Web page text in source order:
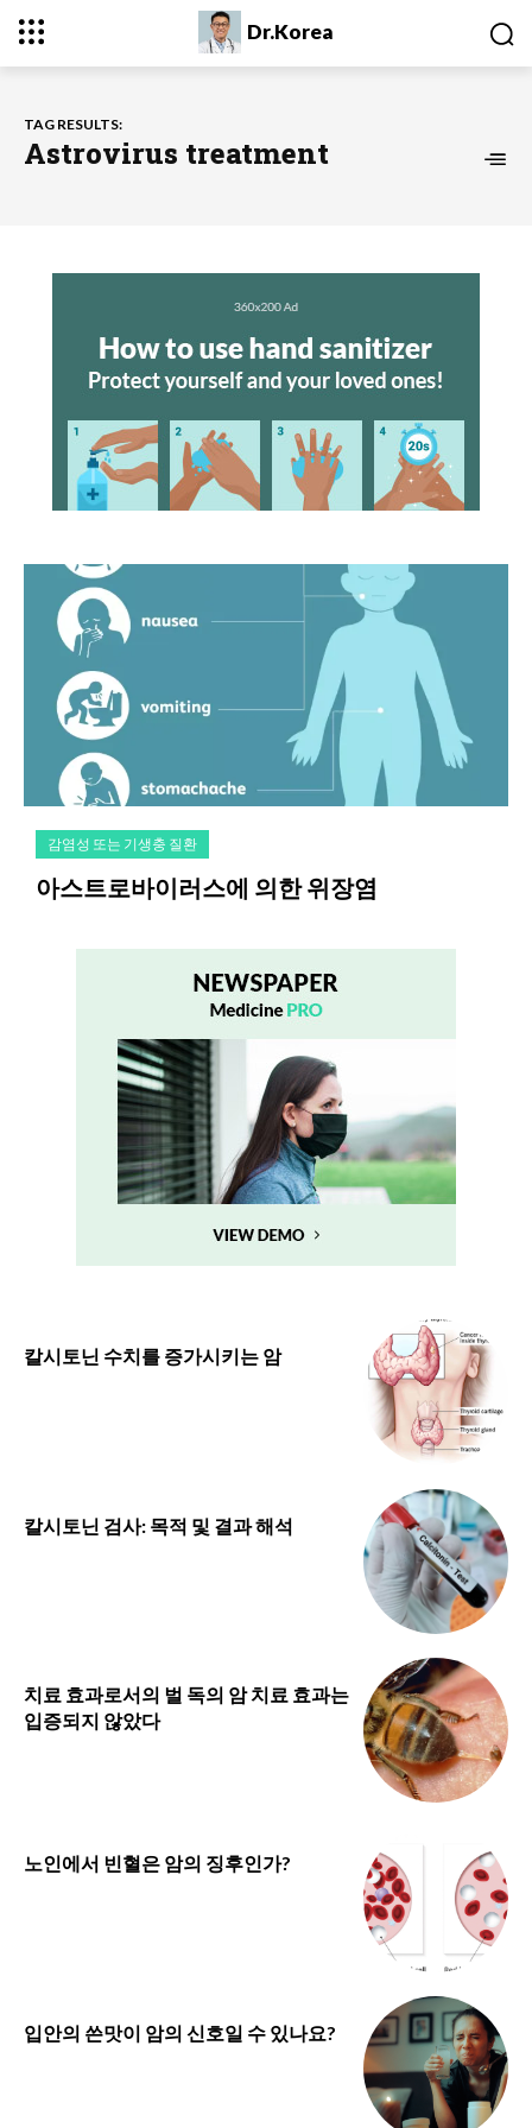
Dr.Korea
TAG RESULTS:
Astrovirus treatment
감염성 또는 기생충 질환
아스트로바이러스에 의한 위장염
칼시토닌 수치를 증가시키는 암
칼시토닌 검사: 목적 및 결과 해석
치료 효과로서의 벌 독의 암 치료 효과는
입증되지 않았다
노인에서 빈혈은 암의 징후인가?
입안의 쓴맛이 암의 신호일 수 있나요?